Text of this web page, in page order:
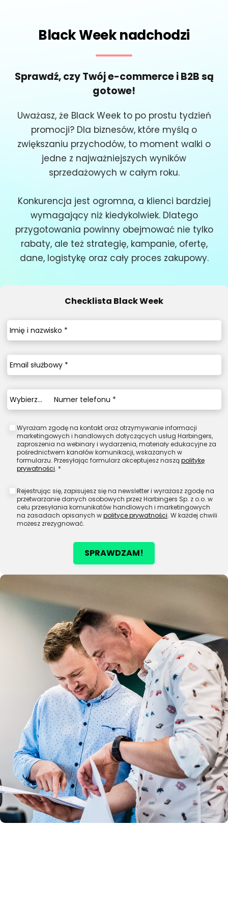
Black Week nadchodzi
Sprawdź, czy Twój e-commerce i B2B są
gotowe!
Uważasz, że Black Week to po prostu tydzień
promocji? Dla biznesów, które myślą o
zwiększaniu przychodów, to moment walki o
jedne z najważniejszych wyników
sprzedażowych w całym roku.
Konkurencja jest ogromna, a klienci bardziej
wymagający niż kiedykolwiek. Dlatego
przygotowania powinny obejmować nie tylko
rabaty, ale też strategię, kampanie, ofertę,
dane, logistykę oraz cały proces zakupowy.
Checklista Black Week
Imię
nazwisko
Email
służbowy
*
Numer
telefonu
*
Wybierz...
phone-prefix
Wyrażam zgodę na kontakt oraz otrzymywanie informacji
marketingowych i handlowych dotyczących usług Harbingers,
zaproszenia na webinary i wydarzenia, materiały edukacyjne za
pośrednictwem kanałów komunikacji, wskazanych w
formularzu. Przesyłając formularz akceptujesz nasząpolitykę
prywatności. *
Rejestrując się, zapisujesz się na newsletter i wyrażasz zgodę na
przetwarzanie danych osobowych przez Harbingers Sp. z o.o. w
celu przesyłania komunikatów handlowych i marketingowych
na zasadach opisanych wpolityce prywatności. W każdej chwili
możesz zrezygnować.
SPRAWDZAM!